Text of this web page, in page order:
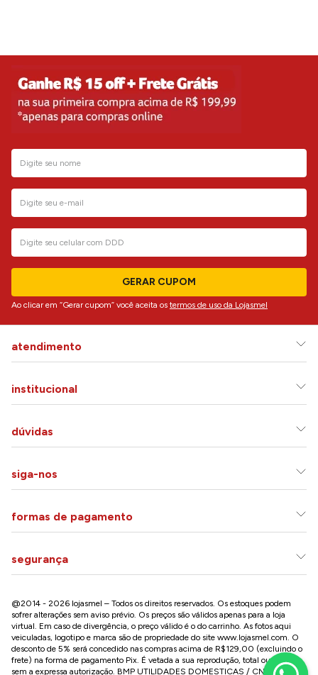
GERAR CUPOM
Ao clicar em “Gerar cupom” você aceita os termos de uso da Lojasmel
atendimento
institucional
dúvidas
siga-nos
formas de pagamento
segurança
@2014 - 2026 lojasmel – Todos os direitos reservados. Os estoques podem
sofrer alterações sem aviso prévio. Os preços são válidos apenas para a loja
virtual. Em caso de divergência, o preço válido é o do carrinho. As fotos aqui
veiculadas, logotipo e marca são de propriedade do site www.lojasmel.com. O
desconto de 5% será concedido nas compras acima de R$129,00 (excluindo o
frete) na forma de pagamento Pix. É vetada a sua reprodução, total ou parcial,
sem a expressa autorização. BMP UTILIDADES DOMESTICAS / CNPJ: